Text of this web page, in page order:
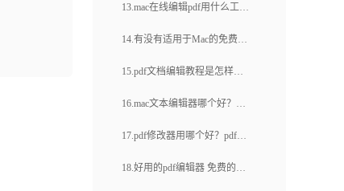
13.mac在线编辑pdf用什么工具
好？操作步骤是什么？
14.有没有适用于Mac的免费
PDF编辑器？哪个MacPDF编
15.pdf文档编辑教程是怎样
的？如何打印pdf文件？
16.mac文本编辑器哪个好？为
什么选择它？
17.pdf修改器用哪个好？pdf修
改器有哪些特点？
18.好用的pdf编辑器 免费的很